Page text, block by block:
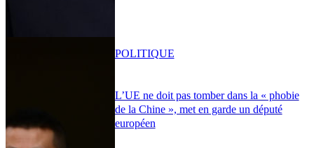
L’UE ne doit pas tomber dans la « phobie
de la Chine », met en garde un député
européen
POLITIQUE